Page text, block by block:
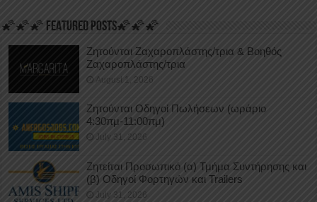
🌠🌠🌠 FEATURED POSTS🌠🌠🌠
Ζητούνται Ζαχαροπλάστης/τρια & Βοηθός
Ζαχαροπλάστης/τρια
August 1, 2026
Ζητούνται Οδηγοί Πωλήσεων (ωράριο
4:30πμ-11:00πμ)
July 31, 2026
Ζητείται Προσωπικό (α) Τμήμα Συντήρησης και
(β) Οδηγοί Φορτηγών και Trailers
July 31, 2026